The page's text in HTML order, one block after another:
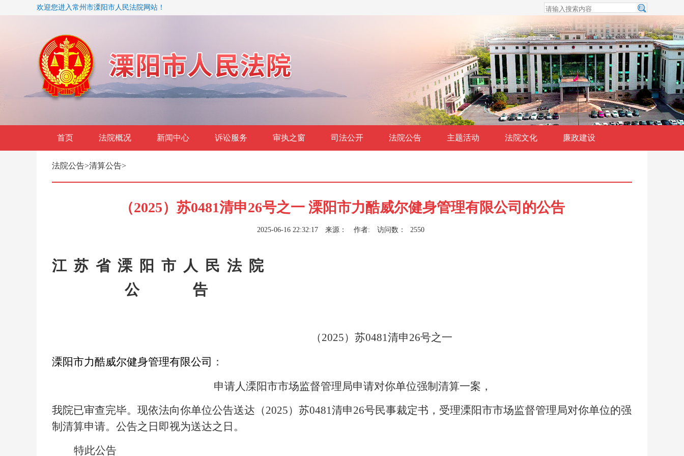
欢迎您进入常州市溧阳市人民法院网站！
首页 法院概况 新闻中心 诉讼服务 审执之窗 司法公开 法院公告 主题活动 法院文化 廉政建设
法院公告>清算公告>
（2025）苏0481清申26号之一 溧阳市力酷威尔健身管理有限公司的公告
2025-06-16 22:32:17 来源： 作者: 访问数： 2550
江 苏 省 溧 阳 市 人 民 法 院
公 告
（2025）苏0481清申26号之一
溧阳市力酷威尔健身管理有限公司 ：
申请人溧阳市市场监督管理局申请对你单位强制清算一案，
我院已审查完毕。现依法向你单位公告送达 （2025）苏0481清申26号民事裁定书，受理溧阳市市场监督管理局对你单位的强
制清算申请。公告之日即视为送达之日。
特此公告